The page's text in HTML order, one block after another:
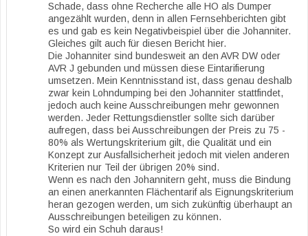
Schade, dass ohne Recherche alle HO als Dumper
angezählt wurden, denn in allen Fernsehberichten gibt
es und gab es kein Negativbeispiel über die Johanniter.
Gleiches gilt auch für diesen Bericht hier.
Die Johanniter sind bundesweit an den AVR DW oder
AVR J gebunden und müssen diese Eintarifierung
umsetzen. Mein Kenntnisstand ist, dass genau deshalb
zwar kein Lohndumping bei den Johanniter stattfindet,
jedoch auch keine Ausschreibungen mehr gewonnen
werden. Jeder Rettungsdienstler sollte sich darüber
aufregen, dass bei Ausschreibungen der Preis zu 75 -
80% als Wertungskriterium gilt, die Qualität und ein
Konzept zur Ausfallsicherheit jedoch mit vielen anderen
Kriterien nur Teil der übrigen 20% sind.
Wenn es nach den Johannitern geht, muss die Bindung
an einen anerkannten Flächentarif als Eignungskriterium
heran gezogen werden, um sich zukünftig überhaupt an
Ausschreibungen beteiligen zu können.
So wird ein Schuh daraus!